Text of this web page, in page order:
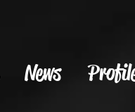
News